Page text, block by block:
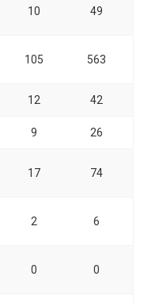
10 49
105 563
12 42
9 26
17 74
2 6
0 0